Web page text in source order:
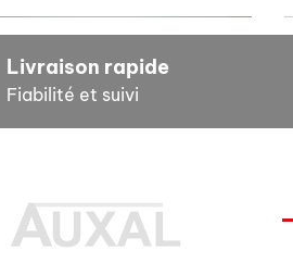
7700804635
Durite radiateur chauffage
Cale reglage gache coffre R5
Livraison rapide
Fiabilité et suivi